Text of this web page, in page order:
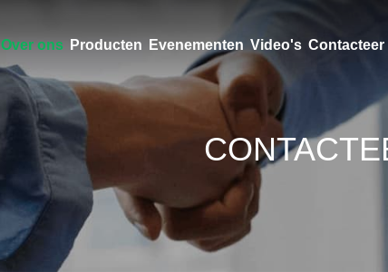
Over ons Producten Evenementen Video's Contacteer